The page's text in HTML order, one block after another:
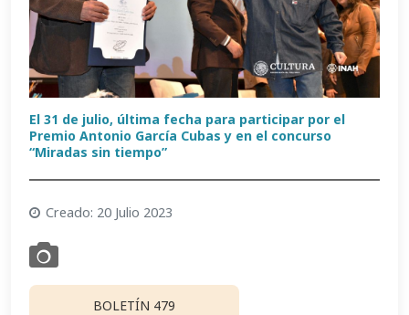
El 31 de julio, última fecha para participar por el
Premio Antonio García Cubas y en el concurso
“Miradas sin tiempo”
Creado: 20 Julio 2023
BOLETÍN 479